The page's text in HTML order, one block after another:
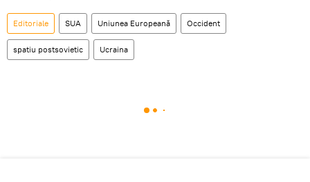
Editoriale SUA Uniunea Europeană Occident
spatiu postsovietic Ucraina